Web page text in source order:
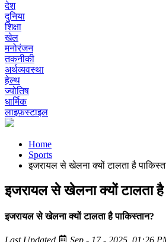
देश
दुनिया
शिक्षा
खेल
मनोरंजन
तकनीकी
अर्थव्यवस्था
हेल्थ
ज्योतिष
धार्मिक
लाइफ़स्टाइल
Home
Sports
इजरायल से खेलना क्यों टालता है
इजरायल से खेलना क्यों टालता है
इजरायल से खेलना क्यों टालता है पाकिस्तान?